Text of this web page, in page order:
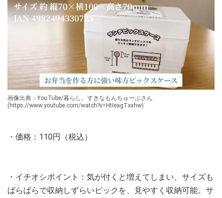
画像出典：YouTube/暮らし。すきなもんちゅーぶさん
(https://www.youtube.com/watch?v=HtIeagTxxhw)
・価格：110円（税込）
・イチオシポイント：気が付くと増えてしまい、サイズも
ばらばらで収納しずらいピックを、見やすく収納可能。サ